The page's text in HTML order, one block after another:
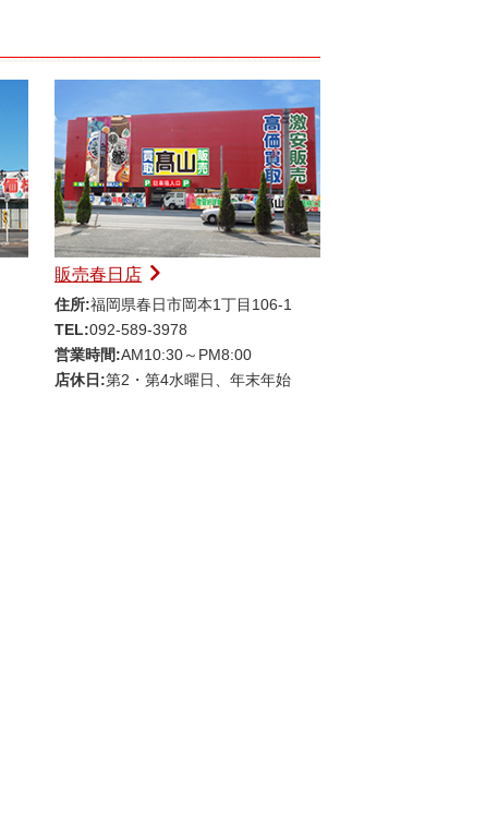
販売春日店
住所:福岡県春日市岡本1丁目106-1
TEL:092-589-3978
営業時間:AM10:30～PM8:00
店休日:第2・第4水曜日、年末年始